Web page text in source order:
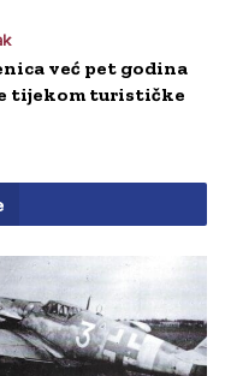
već pet godina
tijekom turističke